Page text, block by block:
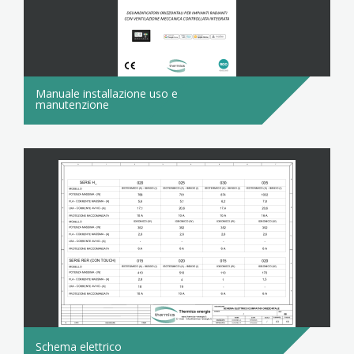
Manuale installazione uso e
manutenzione
Schema elettrico